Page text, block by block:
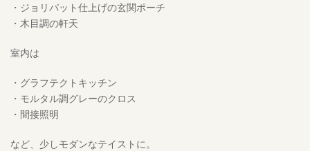
・ジョリパット仕上げの玄関ポーチ
・木目調の軒天
室内は
・グラフテクトキッチン
・モルタル調グレーのクロス
・間接照明
など、少しモダンなテイストに。